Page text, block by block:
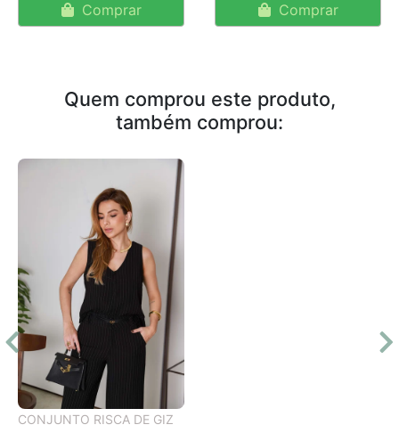
Comprar Comprar
Quem comprou este produto,
também comprou:
CONJUNTO RISCA DE GIZ